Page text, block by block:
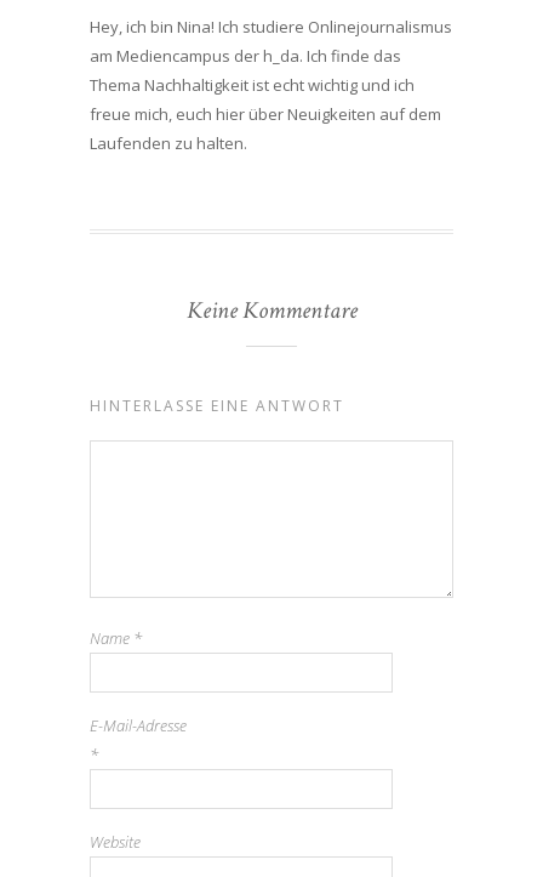
Hey, ich bin Nina! Ich studiere Onlinejournalismus
am Mediencampus der h_da. Ich finde das
Thema Nachhaltigkeit ist echt wichtig und ich
freue mich, euch hier über Neuigkeiten auf dem
Laufenden zu halten.
Keine Kommentare
HINTERLASSE EINE ANTWORT
Name *
E-Mail-Adresse
*
Website